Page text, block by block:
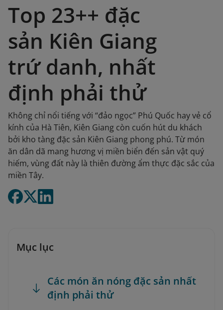
Top 23++ đặc
sản Kiên Giang
trứ danh, nhất
định phải thử
Không chỉ nổi tiếng với “đảo ngọc” Phú Quốc hay vẻ cổ
kính của Hà Tiên, Kiên Giang còn cuốn hút du khách
bởi kho tàng đặc sản Kiên Giang phong phú. Từ món
ăn dân dã mang hương vị miền biển đến sản vật quý
hiếm, vùng đất này là thiên đường ẩm thực đặc sắc của
miền Tây.
Mục lục
Các món ăn nóng đặc sản nhất
định phải thử